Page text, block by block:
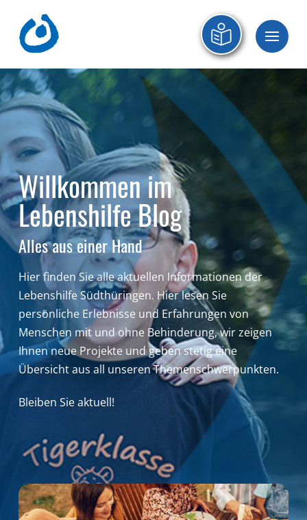
Willkommen im
Lebenshilfe Blog
Alles aus einer Hand
Hier finden Sie alle aktuellen Informationen der
Lebenshilfe Südthüringen. Hier lesen Sie
persönliche Erlebnisse und Erfahrungen von
Menschen mit und ohne Behinderung,wir zeigen
Ihnen neue Projekte und geben stetig eine
Übersicht aus all unseren Themenschwerpunkten.
Bleiben Sie aktuell!